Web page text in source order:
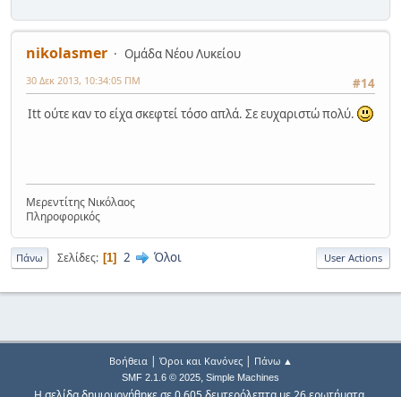
nikolasmer
Ομάδα Νέου Λυκείου
#14
30 Δεκ 2013, 10:34:05 ΠΜ
Itt ούτε καν το είχα σκεφτεί τόσο απλά. Σε ευχαριστώ πολύ.
Μερεντίτης Νικόλαος
Πληροφορικός
Πάνω Σελίδες 1 2 Όλοι User Actions
Βοήθεια| Όροι και Κανόνες| Πάνω ▲
SMF 2.1.6 © 2025, Simple Machines